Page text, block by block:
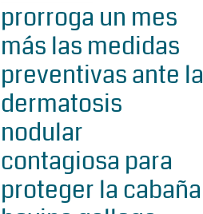
prorroga un mes
más las medidas
preventivas ante la
dermatosis
nodular
contagiosa para
proteger la cabaña